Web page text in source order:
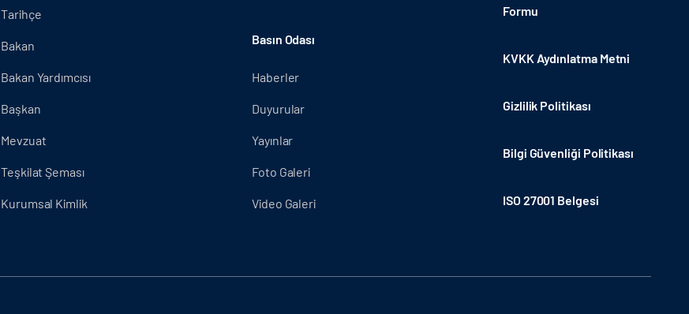
Tarihçe
Bakan
Bakan Yardımcısı
Başkan
Mevzuat
Teşkilat Şeması
Kurumsal Kimlik
Basın Odası
Haberler
Duyurular
Yayınlar
Foto Galeri
Video Galeri
Formu
KVKK Aydınlatma Metni
Gizlilik Politikası
Bilgi Güvenliği Politikası
ISO 27001 Belgesi